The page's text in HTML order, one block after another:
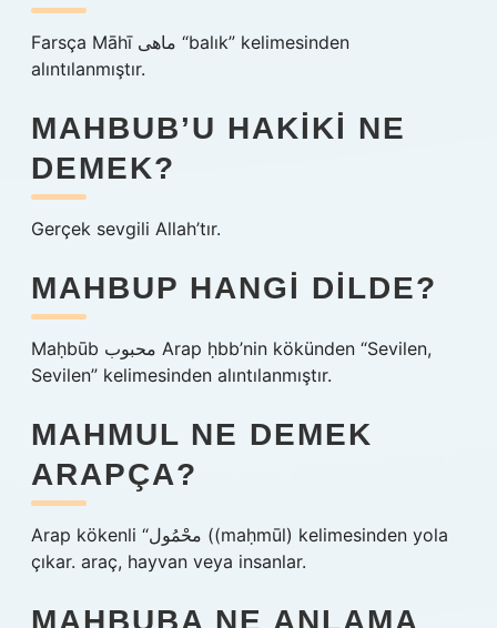
Farsça Māhī ماهی “balık” kelimesinden
alıntılanmıştır.
MAHBUB’U HAKIKI NE
DEMEK?
Gerçek sevgili Allah’tır.
MAHBUP HANGI DILDE?
Maḥbūb محبوب Arap ḥbb’nin kökünden “Sevilen,
Sevilen” kelimesinden alıntılanmıştır.
MAHMUL NE DEMEK
ARAPÇA?
Arap kökenli “محْمُول ((maḥmūl) kelimesinden yola
çıkar. araç, hayvan veya insanlar.
MAHBUBA NE ANLAMA